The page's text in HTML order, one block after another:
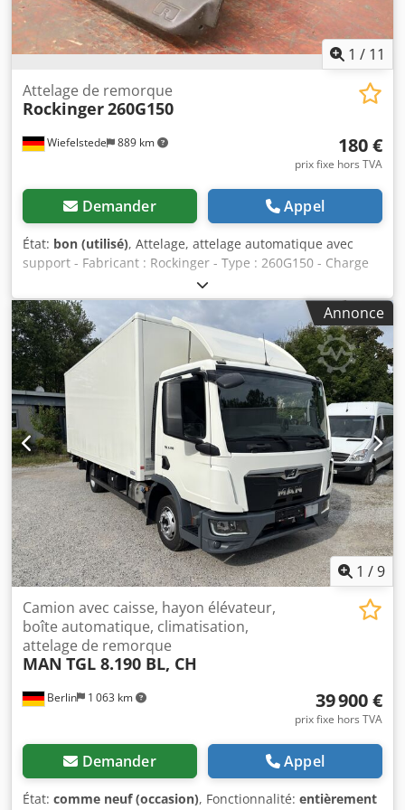
1 / 11
Wiefelstede 889 km
Attelage de remorque
Rockinger260G150
180 €
prix fixe hors TVA
Demander Appel
État: bon (utilisé), Attelage, attelage automatique avec
support - Fabricant : Rockinger - Type : 260G150 - Charge
verticale : 1000 kg - Charge tractée : 9,5 t - Dimensions de
transport : 360/360/H280 mm - Poids total : 26,8 kg Crodpfx
Ahsw Dpm Io Tof
Annonce
1 /9
Berlin 1 063 km
Camion avec caisse, hayon élévateur,
boîte automatique, climatisation,
attelage de remorque
MAN TGL 8.190 BL, CH
39 900 €
prix fixe hors TVA
Demander Appel
État: comme neuf (occasion), Fonctionnalité: entièrement